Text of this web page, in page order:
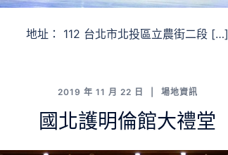
地址： 112 台北市北投區立農街二段 […]
2019 年 11 月 22 日 場地資訊
國北護明倫館大禮堂